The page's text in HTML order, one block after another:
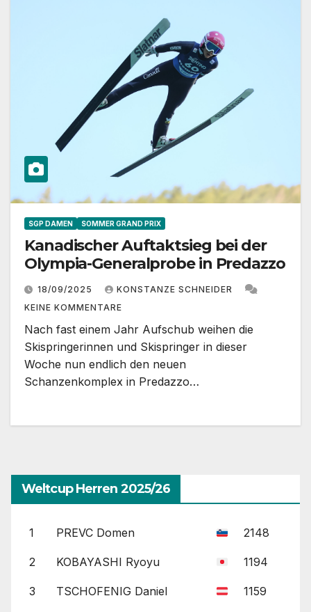
SGP DAMEN SOMMER GRAND PRIX
Kanadischer Auftaktsieg bei der
Olympia-Generalprobe in Predazzo
18/09/2025
KONSTANZE SCHNEIDER
KEINE KOMMENTARE
Nach fast einem Jahr Aufschub weihen die
Skispringerinnen und Skispringer in dieser
Woche nun endlich den neuen
Schanzenkomplex in Predazzo…
Weltcup Herren 2025/26
1 PREVC Domen 2148
2 KOBAYASHI Ryoyu 1194
3 TSCHOFENIG Daniel 1159